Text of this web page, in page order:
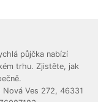
půjčka nabízí
trhu. Zjistěte, jak
Ves 272, 46331